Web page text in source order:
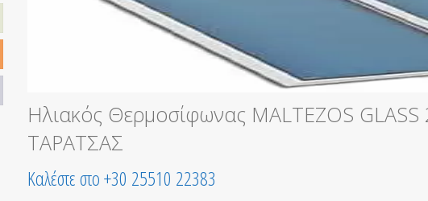
Ηλιακός Θερμοσίφωνας MALTEZOS
ΤΑΡΑΤΣΑΣ
Καλέστε στο +30 25510 22383